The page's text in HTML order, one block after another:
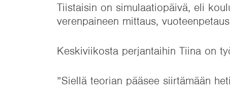
Tiistaisin on simulaatiopäivä, eli
verenpaineen mittaus,
Keskiviikosta perjantaihin Tiina on
”Siellä teorian pääsee siirtämään